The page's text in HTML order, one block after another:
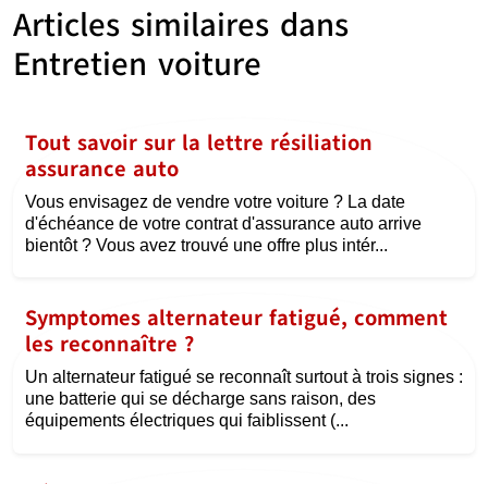
Articles similaires dans
Entretien voiture
Tout savoir sur la lettre résiliation
assurance auto
Vous envisagez de vendre votre voiture ? La date
d'échéance de votre contrat d'assurance auto arrive
bientôt ? Vous avez trouvé une offre plus intér...
Symptomes alternateur fatigué, comment
les reconnaître ?
Un alternateur fatigué se reconnaît surtout à trois signes :
une batterie qui se décharge sans raison, des
équipements électriques qui faiblissent (...